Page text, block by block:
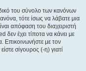
του σύνολο των κανόνων
τότε ίσως να λάβατε μια
απόφαση του διαχειριστή
έχει τίποτα να κάνει με
Επικοινωνήστε με τον
σίγουρος (-η) γιατί